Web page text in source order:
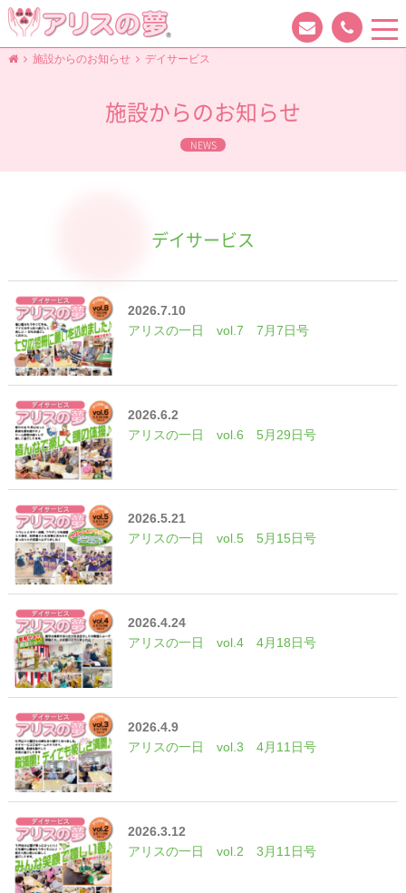
施設からのお知らせ デイサービス
施設からのお知らせ
NEWS
デイサービス
2026.7.10
アリスの一日 vol.7 7月7日号
2026.6.2
アリスの一日 vol.6 5月29日号
2026.5.21
アリスの一日 vol.5 5月15日号
2026.4.24
アリスの一日 vol.4 4月18日号
2026.4.9
アリスの一日 vol.3 4月11日号
2026.3.12
アリスの一日 vol.2 3月11日号